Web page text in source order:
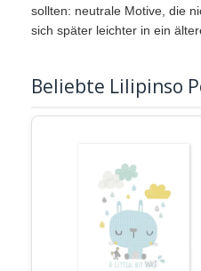
sollten: neutrale Motive, die
sich später leichter in ein
Beliebte Lilipinso